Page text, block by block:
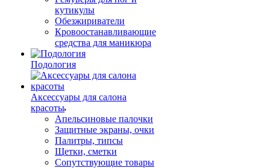
кутикулы
Обезжириватели
Кровоостанавливающие
средства для маникюра
Подология
Аксессуары для салона
красоты
Апельсиновые палочки
Защитные экраны, очки
Палитры, типсы
Щетки, сметки
Сопутствующие товары